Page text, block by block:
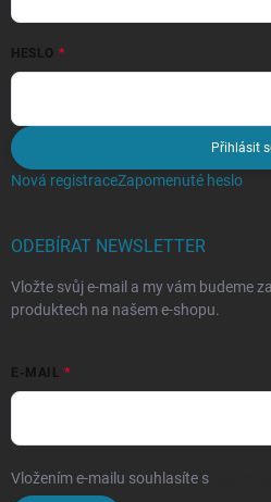
HESLO
Přihlásit
Nová registraceZapomenuté heslo
ODEBÍRAT NEWSLETTER
Vložte svůj e-mail a my vám budeme
produktech na našem e-shopu.
E-MAIL
Vložením e-mailu souhlasíte s